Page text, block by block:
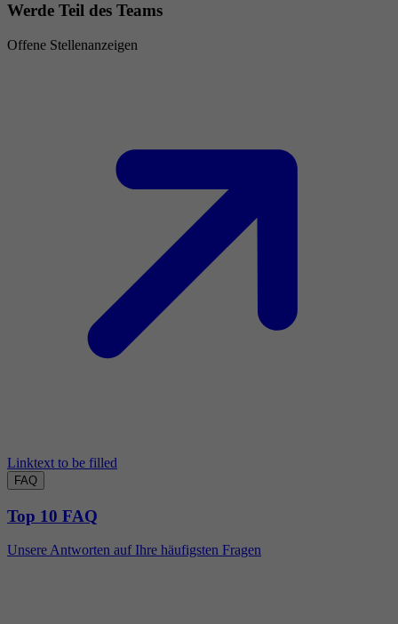
Werde Teil des Teams
Offene Stellenanzeigen
Linktext to be filled
FAQ
Top 10 FAQ
Unsere Antworten auf Ihre häufigsten Fragen